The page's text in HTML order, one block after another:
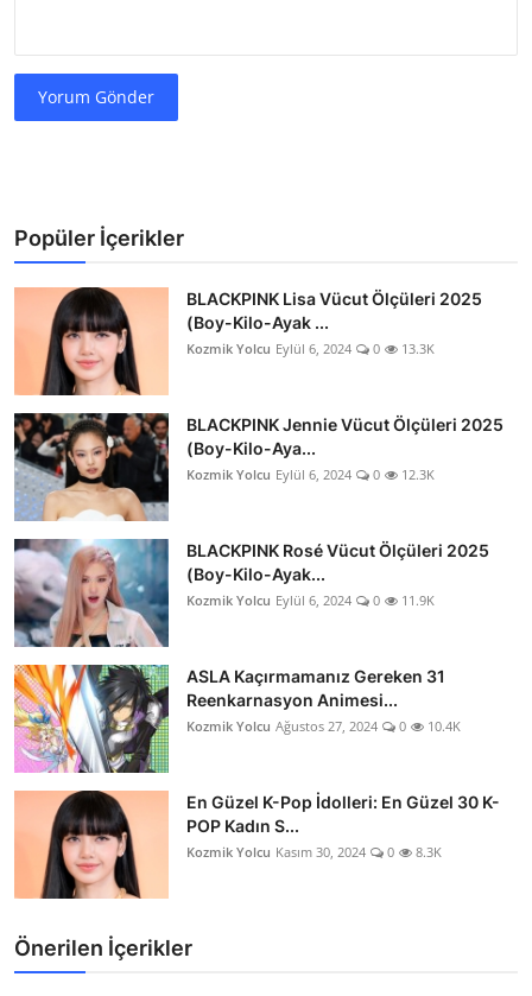
Yorum Gönder
Popüler İçerikler
BLACKPINK Lisa Vücut Ölçüleri 2025
(Boy-Kilo-Ayak ...
Kozmik Yolcu Eylül 6, 2024 0 13.3K
BLACKPINK Jennie Vücut Ölçüleri 2025
(Boy-Kilo-Aya...
Kozmik Yolcu Eylül 6, 2024 0 12.3K
BLACKPINK Rosé Vücut Ölçüleri 2025
(Boy-Kilo-Ayak...
Kozmik Yolcu Eylül 6, 2024 0 11.9K
ASLA Kaçırmamanız Gereken 31
Reenkarnasyon Animesi...
Kozmik Yolcu Ağustos 27, 2024 0 10.4K
En Güzel K-Pop İdolleri: En Güzel 30 K-
POP Kadın S...
Kozmik Yolcu Kasım 30, 2024 0 8.3K
Önerilen İçerikler